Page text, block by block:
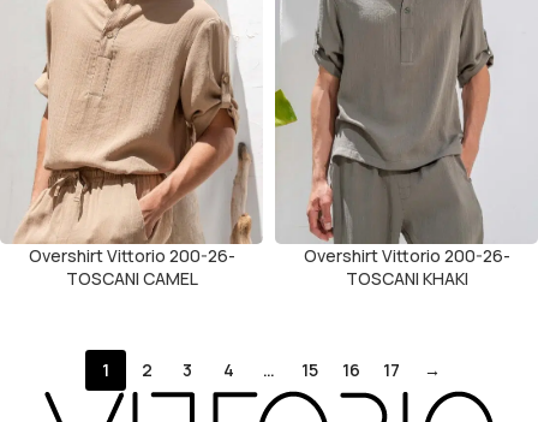
Overshirt Vittorio 200-26-
TOSCANI CAMEL
Overshirt Vittorio 200-26-
TOSCANI KHAKI
1 2 3 4 … 15 16 17 →